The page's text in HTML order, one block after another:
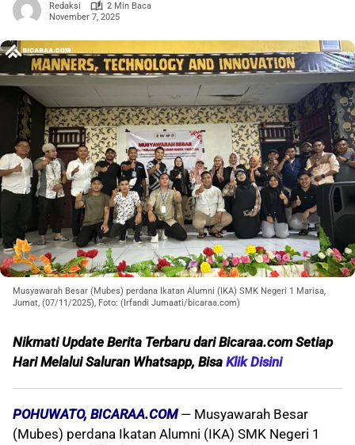
Redaksi
2 Min Baca
November 7, 2025
Musyawarah Besar (Mubes) perdana Ikatan Alumni (IKA) SMK Negeri 1 Marisa,
Jumat, (07/11/2025), Foto: (Irfandi Jumaati/bicaraa.com)
Nikmati Update Berita Terbaru dari Bicaraa.com Setiap
Hari Melalui Saluran Whatsapp, Bisa Klik Disini
POHUWATO, BICARAA.COM— Musyawarah Besar
(Mubes) perdana Ikatan Alumni (IKA) SMK Negeri 1